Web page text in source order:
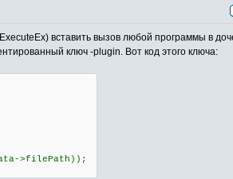
вставить вызов любой программы в
ключ -plugin. Вот код этого ключа:
>filePath));